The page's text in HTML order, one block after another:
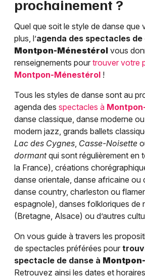
prochainement ?
Quel que soit le style de danse que
plus, l’agenda des spectacles de
Montpon-Ménestérol vous
renseignements pour trouver votre
Montpon-Ménestérol !
Tous les styles de danse sont au
agenda des spectacles à
danse classique, danse moderne
modern jazz, grands ballets
Lac des Cygnes, Casse-Noisette
dormantqui sont régulièrement en
la France), créations
danse orientale, danse africaine ou
danse country, charleston ou
espagnole), danses folkloriques de
(Bretagne, Alsace) ou d’autres
On vous guide à travers les
de spectacles préférées pour
spectacle de danse à
Retrouvez ainsi les dates et